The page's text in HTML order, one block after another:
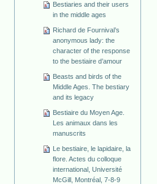
Bestiaries and their users
in the middle ages
Richard de Fournival’s
anonymous lady: the
character of the response
to the bestiaire d’amour
Beasts and birds of the
Middle Ages. The bestiary
and its legacy
Bestiaire du Moyen Age.
Les animaux dans les
manuscrits
Le bestiaire, le lapidaire, la
flore. Actes du colloque
international, Université
McGill, Montréal, 7-8-9